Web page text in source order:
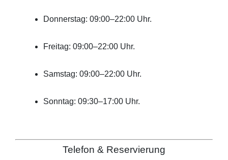
Donnerstag: 09:00–22:00 Uhr.
Freitag: 09:00–22:00 Uhr.
Samstag: 09:00–22:00 Uhr.
Sonntag: 09:30–17:00 Uhr.
Telefon & Reservierung